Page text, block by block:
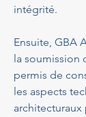
intégrité.
Ensuite, GBA
la soumission
permis de
les aspects